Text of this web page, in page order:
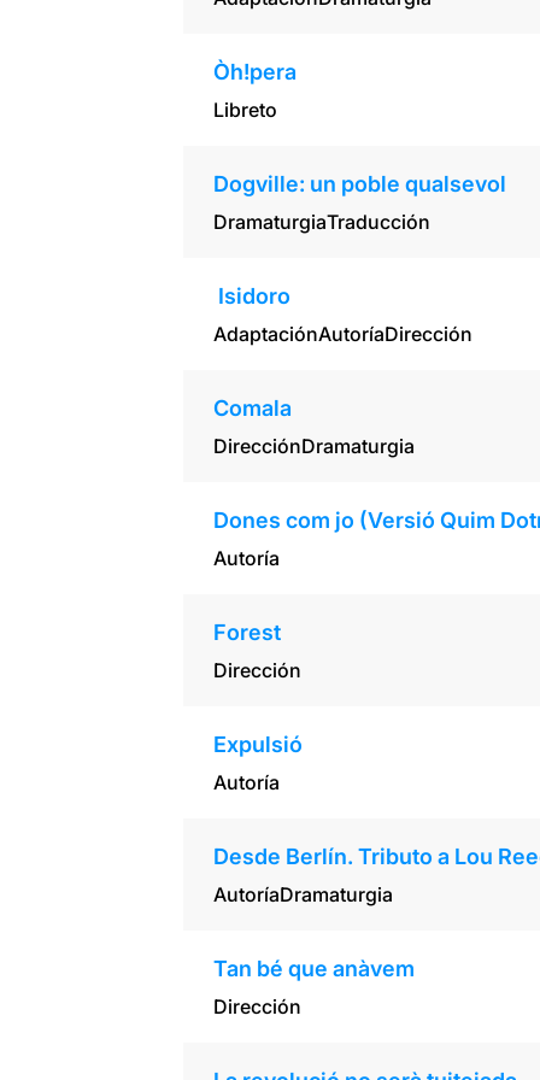
Òh!pera
Libreto
Dogville: un poble qualsevol
DramaturgiaTraducción
Isidoro
AdaptaciónAutoríaDirección
Comala
DirecciónDramaturgia
Dones com jo (Versió Quim
Autoría
Forest
Dirección
Expulsió
Autoría
Desde Berlín. Tributo a Lou
AutoríaDramaturgia
Tan bé que anàvem
Dirección